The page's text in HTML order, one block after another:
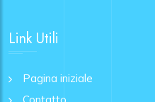
Link Utili
Pagina iniziale